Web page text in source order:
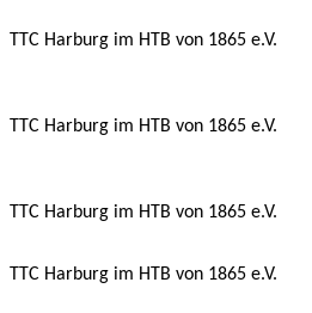
TTC Harburg im HTB von 1865 e.V.
TTC Harburg im HTB von 1865 e.V.
TTC Harburg im HTB von 1865 e.V.
TTC Harburg im HTB von 1865 e.V.